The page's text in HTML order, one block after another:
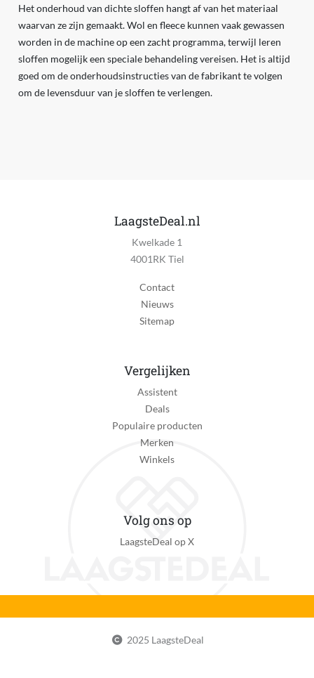
Het onderhoud van dichte sloffen hangt af van het materiaal
waarvan ze zijn gemaakt. Wol en fleece kunnen vaak gewassen
worden in de machine op een zacht programma, terwijl leren
sloffen mogelijk een speciale behandeling vereisen. Het is altijd
goed om de onderhoudsinstructies van de fabrikant te volgen
om de levensduur van je sloffen te verlengen.
LaagsteDeal.nl
Kwelkade 1
4001RK Tiel
Contact
Nieuws
Sitemap
Vergelijken
Assistent
Deals
Populaire producten
Merken
Winkels
Volg ons op
LaagsteDeal op X
2025 LaagsteDeal